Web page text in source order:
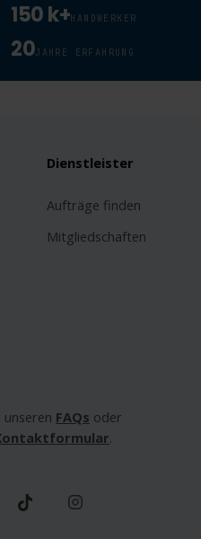
150 k+HANDWERKER
20JAHRE ERFAHRUNG
FAQs oder
.
Dienstleister
Aufträge finden
Mitgliedschaften